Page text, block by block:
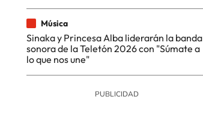
Música
Sinaka y Princesa Alba liderarán la banda
sonora de la Teletón 2026 con "Súmate a
lo que nos une"